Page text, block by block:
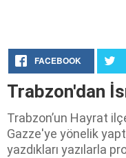
FACEBOOK
Trabzon'dan
Trabzon’un Hayrat
Gazze'ye yönelik
yazdıkları yazılarla